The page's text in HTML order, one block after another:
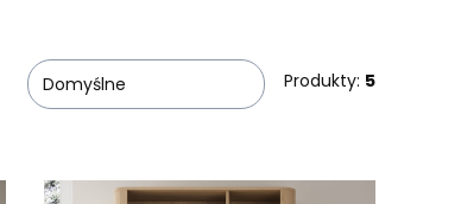
Domyślne Produkty: 5